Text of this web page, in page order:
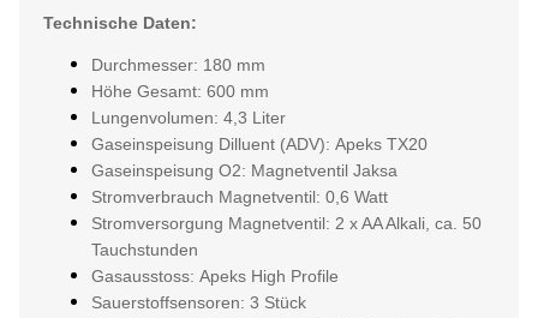
Technische Daten:
Durchmesser: 180 mm
Höhe Gesamt: 600 mm
Lungenvolumen: 4,3 Liter
Gaseinspeisung Dilluent (ADV): Apeks TX20
Gaseinspeisung O2: Magnetventil Jaksa
Stromverbrauch Magnetventil: 0,6 Watt
Stromversorgung Magnetventil: 2 x AA Alkali, ca. 50
Tauchstunden
Gasausstoss: Apeks High Profile
Sauerstoffsensoren: 3 Stück